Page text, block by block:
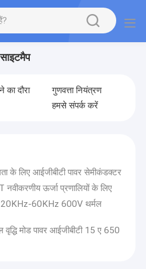
साइटमैप
का दौरा
गुणवत्ता नियंत्रण
हमसे संपर्क करें
के लिए आईजीबीटी पावर सेमीकंडक्टर
ऊर्जा प्रणालियों के लिए
20KHz-60KHz 600V थर्मल
वृद्धि मोड पावर आईजीबीटी 15 ए 650